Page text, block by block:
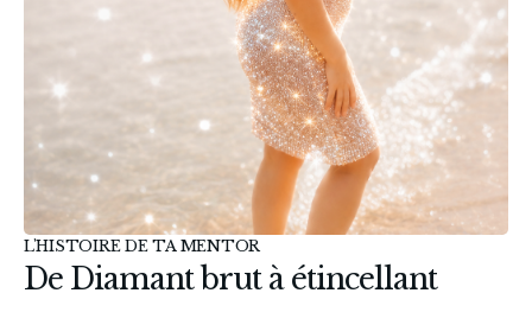
L'HISTOIRE DE TA MENTOR
De Diamant brut à étincellant